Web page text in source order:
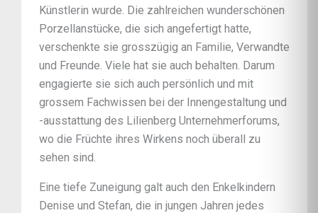
Künstlerin wurde. Die zahlreichen wunderschönen
Porzellanstücke, die sich angefertigt hatte,
verschenkte sie grosszügig an Familie, Verwandte
und Freunde. Viele hat sie auch behalten. Darum
engagierte sie sich auch persönlich und mit
grossem Fachwissen bei der Innengestaltung und
-ausstattung des Lilienberg Unternehmerforums,
wo die Früchte ihres Wirkens noch überall zu
sehen sind.
Eine tiefe Zuneigung galt auch den Enkelkindern
Denise und Stefan, die in jungen Jahren jedes